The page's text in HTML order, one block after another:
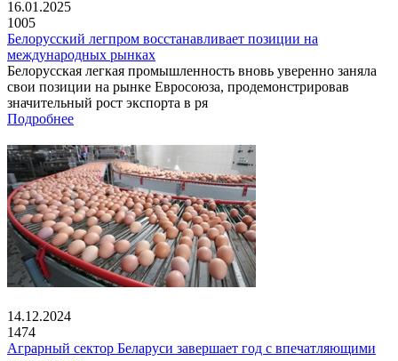
16.01.2025
1005
Белорусский легпром восстанавливает позиции на
международных рынках
Белорусская легкая промышленность вновь уверенно заняла
свои позиции на рынке Евросоюза, продемонстрировав
значительный рост экспорта в ря
Подробнее
14.12.2024
1474
Аграрный сектор Беларуси завершает год с впечатляющими